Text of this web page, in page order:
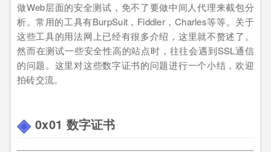
做Web层面的安全测试，免不了要做中间人代理来截包分
析。常用的工具有BurpSuit，Fiddler，Charles等等。关于
这些工具的用法网上已经有很多介绍，这里就不赘述了。
然而在测试一些安全性高的站点时，往往会遇到SSL通信
的问题。这里对这些数字证书的问题进行一个小结，欢迎
拍砖交流。
0x01 数字证书